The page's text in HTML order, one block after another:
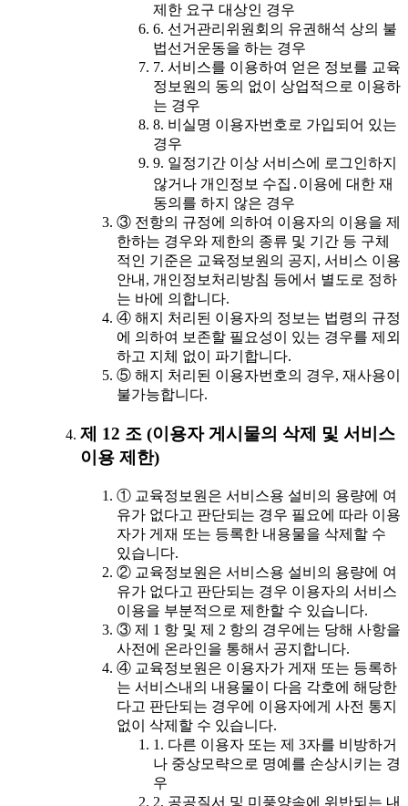
제한 요구 대상인 경우
6. 선거관리위원회의 유권해석 상의 불
법선거운동을 하는 경우
7. 서비스를 이용하여 얻은 정보를 교육
정보원의 동의 없이 상업적으로 이용하
는 경우
8. 비실명 이용자번호로 가입되어 있는
경우
9. 일정기간 이상 서비스에 로그인하지
않거나 개인정보 수집․이용에 대한 재
동의를 하지 않은 경우
③ 전항의 규정에 의하여 이용자의 이용을 제
한하는 경우와 제한의 종류 및 기간 등 구체
적인 기준은 교육정보원의 공지, 서비스 이용
안내, 개인정보처리방침 등에서 별도로 정하
는 바에 의합니다.
④ 해지 처리된 이용자의 정보는 법령의 규정
에 의하여 보존할 필요성이 있는 경우를 제외
하고 지체 없이 파기합니다.
⑤ 해지 처리된 이용자번호의 경우, 재사용이
불가능합니다.
제 12 조 (이용자 게시물의 삭제 및 서비스
이용 제한)
① 교육정보원은 서비스용 설비의 용량에 여
유가 없다고 판단되는 경우 필요에 따라 이용
자가 게재 또는 등록한 내용물을 삭제할 수
있습니다.
② 교육정보원은 서비스용 설비의 용량에 여
유가 없다고 판단되는 경우 이용자의 서비스
이용을 부분적으로 제한할 수 있습니다.
③ 제 1 항 및 제 2 항의 경우에는 당해 사항을
사전에 온라인을 통해서 공지합니다.
④ 교육정보원은 이용자가 게재 또는 등록하
는 서비스내의 내용물이 다음 각호에 해당한
다고 판단되는 경우에 이용자에게 사전 통지
없이 삭제할 수 있습니다.
1. 다른 이용자 또는 제 3자를 비방하거
나 중상모략으로 명예를 손상시키는 경
우
2. 공공질서 및 미풍양속에 위반되는 내